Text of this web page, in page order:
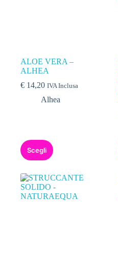
ALOE VERA –
ALHEA
€ 14,20 IVA Inclusa
Alhea
Scegli